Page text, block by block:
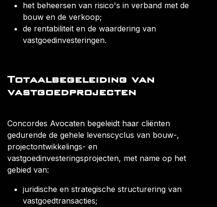
het beheersen van risico's in verband met de
bouw en de verkoop;
de rentabiliteit en de waardering van
vastgoedinvesteringen.
Totaalbegeleiding van
vastgoedprojecten
Concordes Avocaten begeleidt haar cliënten
gedurende de gehele levenscyclus van bouw-,
projectontwikkelings- en
vastgoedinvesteringsprojecten, met name op het
gebied van:
juridische en strategische structurering van
vastgoedtransacties;